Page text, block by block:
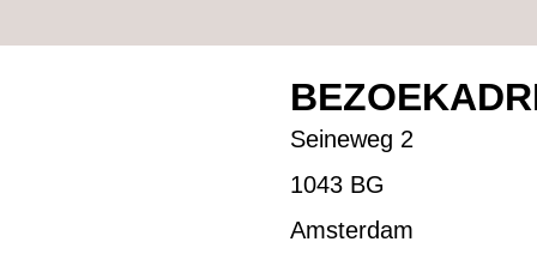
Seineweg 2
1043 BG
Amsterdam